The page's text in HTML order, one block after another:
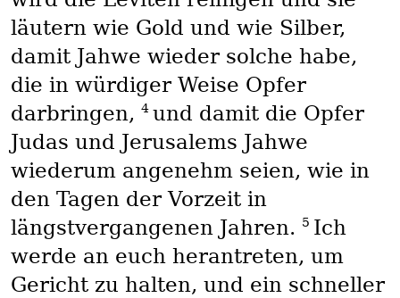
läutern wie Gold und wie Silber,
damit Jahwe wieder solche habe,
die in würdiger Weise Opfer
darbringen, 4 und damit die Opfer
Judas und Jerusalems Jahwe
wiederum angenehm seien, wie in
den Tagen der Vorzeit in
längstvergangenen Jahren. 5 Ich
werde an euch herantreten, um
Gericht zu halten, und ein schneller